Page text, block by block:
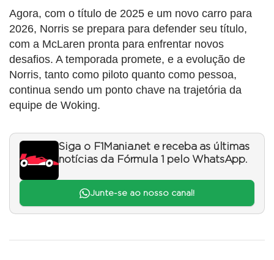
Agora, com o título de 2025 e um novo carro para
2026, Norris se prepara para defender seu título,
com a McLaren pronta para enfrentar novos
desafios. A temporada promete, e a evolução de
Norris, tanto como piloto quanto como pessoa,
continua sendo um ponto chave na trajetória da
equipe de Woking.
Siga o F1Mania.net e receba as últimas
notícias da Fórmula 1 pelo WhatsApp.
Junte-se ao nosso canal!